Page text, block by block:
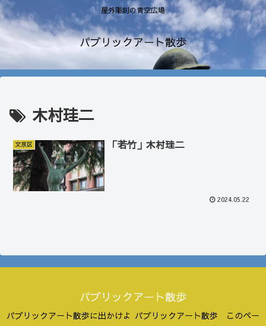
屋外彫刻の青空広場
パブリックアート散歩
木村珪二
文京区 「若竹」木村珪二
2024.05.22
パブリックアート散歩
パブリックアート散歩に出かけよ パブリックアート散歩 このペー